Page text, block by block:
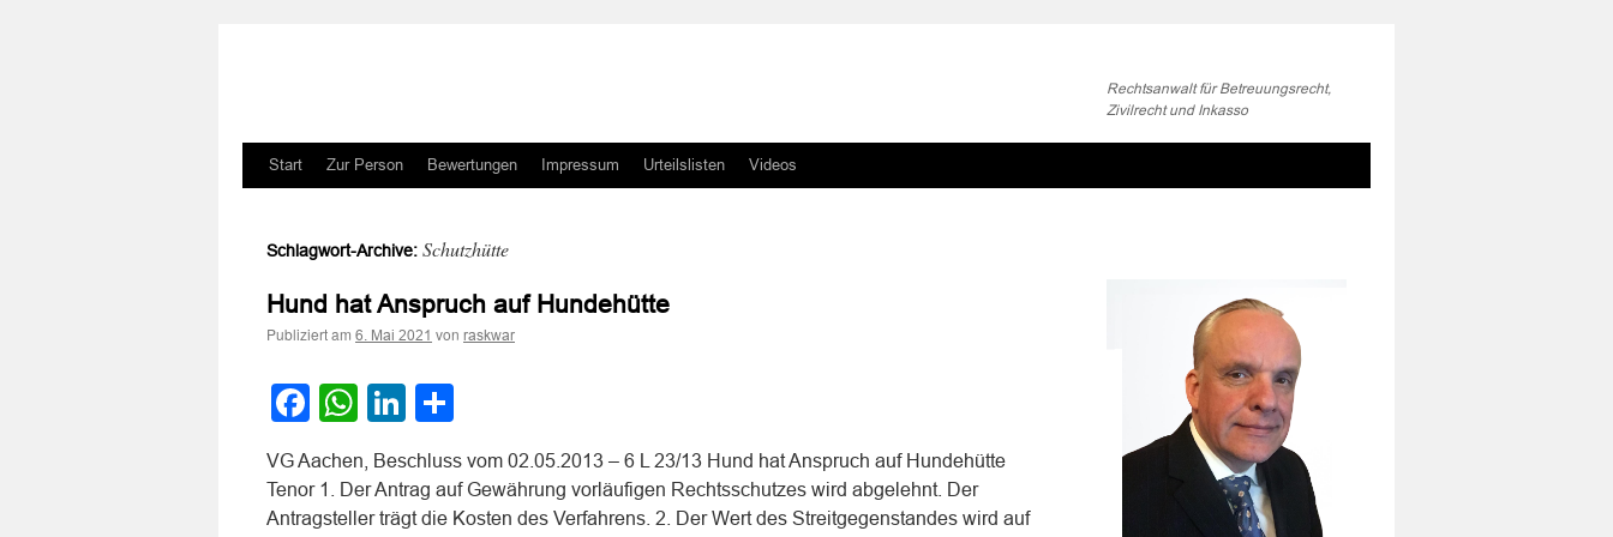
Rechtsanwalt für Betreuungsrecht,
Zivilrecht und Inkasso
Zum
springen
Start Zur Person Bewertungen Impressum Urteilslisten Videos
Schlagwort-Archive: Schutzhütte
Hund hat Anspruch auf Hundehütte
Publiziert am 6. Mai 2021 von raskwar
Facebook
WhatsApp
LinkedIn
VG Aachen, Beschluss vom 02.05.2013 – 6 L 23/13 Hund hat Anspruch auf Hundehütte
Tenor 1. Der Antrag auf Gewährung vorläufigen Rechtsschutzes wird abgelehnt. Der
Antragsteller trägt die Kosten des Verfahrens. 2. Der Wert des Streitgegenstandes wird auf